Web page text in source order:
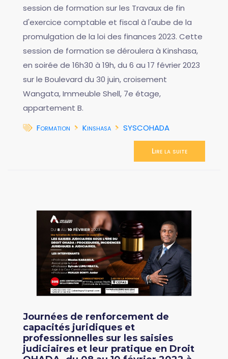
session de formation sur les Travaux de fin
d'exercice comptable et fiscal à l'aube de la
promulgation de la loi des finances 2023. Cette
session de formation se déroulera à Kinshasa,
en soirée de 16h30 à 19h, du 6 au 17 février 2023
sur le Boulevard du 30 juin, croisement
Wangata, Immeuble Shell, 7e étage,
appartement B.
Formation
Kinshasa SYSCOHADA
Lire la suite
Journées de renforcement de
capacités juridiques et
professionnelles sur les saisies
judiciaires et leur pratique en Droit